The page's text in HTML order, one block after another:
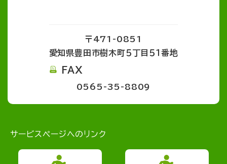
〒471-0851
愛知県豊田市樹木町５丁目５１番地
FAX
0565-35-8809
サービスページへのリンク